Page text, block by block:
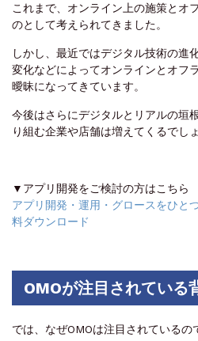
これまで、オンライン上の施策とオ
のとして考えられてきました。
しかし、最近ではデジタル技術の進
変化などによってオンラインとオフ
曖昧になってきています。
今後はさらにデジタルとリアルの垣
り組む企業や店舗は増えてくるでしょ
▼アプリ開発をご検討の方はこちら
アプリ開発・運用・グロースをひと
料ダウンロード
OMOが注目されている
では、なぜOMOは注目されているの